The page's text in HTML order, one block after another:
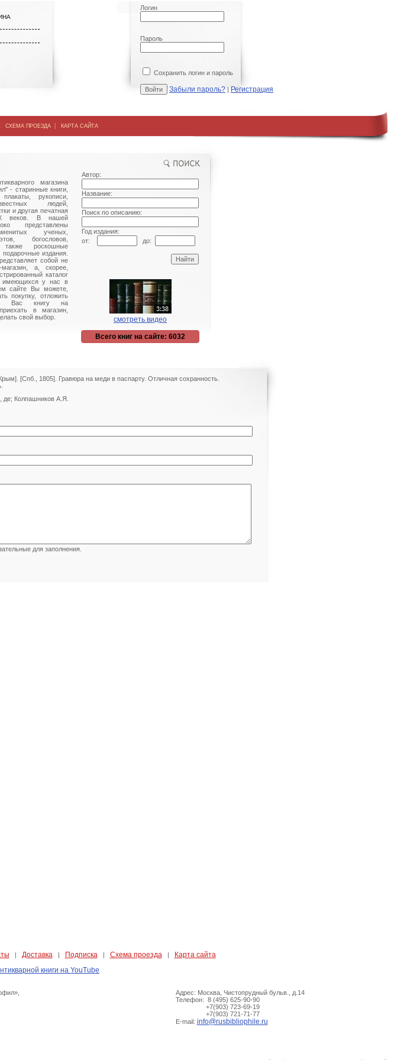
Логин
Пароль
Сохранить логин и пароль
Забыли пароль? | Регистрация
СХЕМА ПРОЕЗДА | КАРТА САЙТА
магазина
- старинные книги,
рукописи,
людей,
и другая печатная
веков. В нашей
представлены
ученых,
богословов,
роскошные
издания.
собой не
магазин, а, скорее,
каталог
имеющихся у нас в
сайте Вы можете,
покупку, отложить
Вас книгу на
в магазин,
свой выбор.
Автор:
Название:
Поиск по описанию:
Год издания:
от:
до:
смотреть видео
Всего книг на сайте: 6032
[Спб., 1805]. Гравюра на меди в паспарту. Отличная сохранность.
де; Колпашников А.Я.
для заполнения.
| Доставка | Подписка | Схема проезда |
Карта сайта
книги на YouTube
Адрес: Москва, Чистопрудный бульв., д.14
Телефон: 8 (495) 625-90-90
+7(903) 723-69-19
+7(903) 721-71-77
E-mail: info@rusbibliophile.ru